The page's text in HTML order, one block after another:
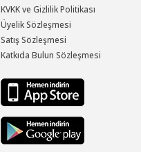
KVKK ve Gizlilik Politikası
Üyelik Sözleşmesi
Satış Sözleşmesi
Katkıda Bulun Sözleşmesi